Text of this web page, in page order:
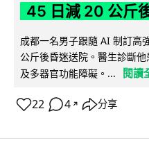
45 日減 20 公斤
成都一名男子跟隨 AI 制訂高
公斤後昏迷送院。醫生診斷
及多器官功能障礙。...
閱讀
22 4 ↗ 分享